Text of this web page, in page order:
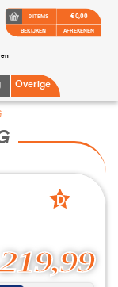
Overige
0 ITEMS
BEKIJKEN
€ 0,00
AFREKENEN
219,99
D